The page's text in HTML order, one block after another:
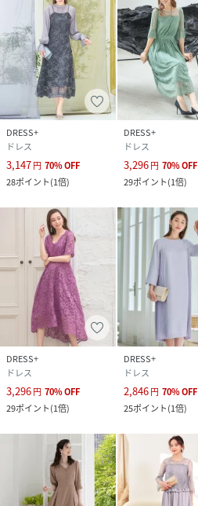
DRESS+
ドレス
3,147円 70%OFF
28ポイント(1倍)
DRESS+
ドレス
3,296円 70%OFF
29ポイント(1倍)
DRESS+
ドレス
3,296円 70%OFF
29ポイント(1倍)
DRESS+
ドレス
2,846円 70%OFF
25ポイント(1倍)